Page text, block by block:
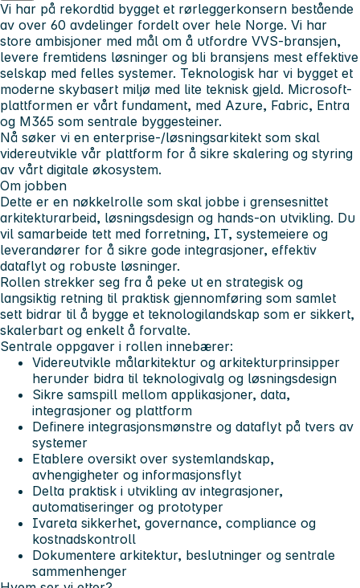
Vi har på rekordtid bygget et rørleggerkonsern bestående
av over 60 avdelinger fordelt over hele Norge. Vi har
store ambisjoner med mål om å utfordre VVS-bransjen,
levere fremtidens løsninger og bli bransjens mest effektive
selskap med felles systemer. Teknologisk har vi bygget et
moderne skybasert miljø med lite teknisk gjeld. Microsoft-
plattformen er vårt fundament, med Azure, Fabric, Entra
og M365 som sentrale byggesteiner.
Nå søker vi en enterprise-/løsningsarkitekt som skal
videreutvikle vår plattform for å sikre skalering og styring
av vårt digitale økosystem.
Om jobben
Dette er en nøkkelrolle som skal jobbe i grensesnittet
arkitekturarbeid, løsningsdesign og hands-on utvikling. Du
vil samarbeide tett med forretning, IT, systemeiere og
leverandører for å sikre gode integrasjoner, effektiv
dataflyt og robuste løsninger.
Rollen strekker seg fra å peke ut en strategisk og
langsiktig retning til praktisk gjennomføring som samlet
sett bidrar til å bygge et teknologilandskap som er sikkert,
skalerbart og enkelt å forvalte.
Sentrale oppgaver i rollen innebærer:
Videreutvikle målarkitektur og arkitekturprinsipper
herunder bidra til teknologivalg og løsningsdesign
Sikre samspill mellom applikasjoner, data,
integrasjoner og plattform
Definere integrasjonsmønstre og dataflyt på tvers av
systemer
Etablere oversikt over systemlandskap,
avhengigheter og informasjonsflyt
Delta praktisk i utvikling av integrasjoner,
automatiseringer og prototyper
Ivareta sikkerhet, governance, compliance og
kostnadskontroll
Dokumentere arkitektur, beslutninger og sentrale
sammenhenger